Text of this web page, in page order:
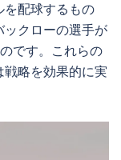
を配球するもの
クローの選手が
です。これらの
略を効果的に実